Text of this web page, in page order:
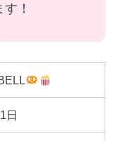
！
日